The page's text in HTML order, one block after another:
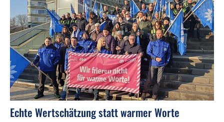
Echte Wertschätzung statt warmer Worte